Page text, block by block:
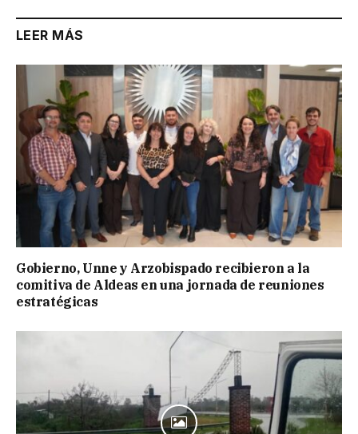
LEER MÁS
Gobierno, Unne y Arzobispado recibieron a la
comitiva de Aldeas en una jornada de reuniones
estratégicas